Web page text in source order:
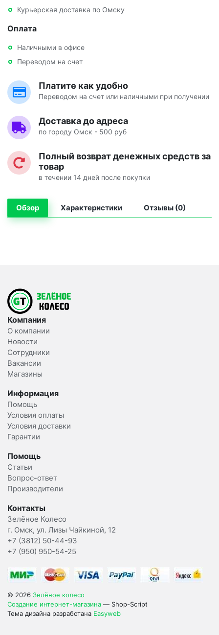
Курьерская доставка по Омску
Оплата
Наличными в офисе
Переводом на счет
Платите как удобно
Переводом на счет или наличными при получении
Доставка до адреса
по городу Омск - 500 руб
Полный возврат денежных средств за
товар
в течении 14 дней после покупки
Обзор Характеристики Отзывы (0)
Компания
О компании
Новости
Сотрудники
Вакансии
Магазины
Информация
Помощь
Условия оплаты
Условия доставки
Гарантии
Помощь
Статьи
Вопрос-ответ
Производители
Контакты
Зелёное Колесо
г. Омск, ул. Лизы Чайкиной, 12
+7 (3812) 50-44-93
+7 (950) 950-54-25
© 2026 Зелёное колесо
Создание интернет-магазина — Shop-Script
Тема дизайна разработана Easyweb